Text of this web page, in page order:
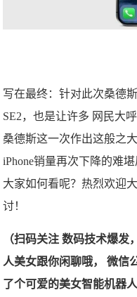
写在最终：针对此次桑德
SE2，也是让许多 网民大
桑德斯这一次作出这般之
iPhone销量再次下降的难
大家如何看呢？热烈欢迎
讨！
（扫码关注 数码技术爆
人美女跟你闲聊哦， 微信
了个可爱的美女智能机器